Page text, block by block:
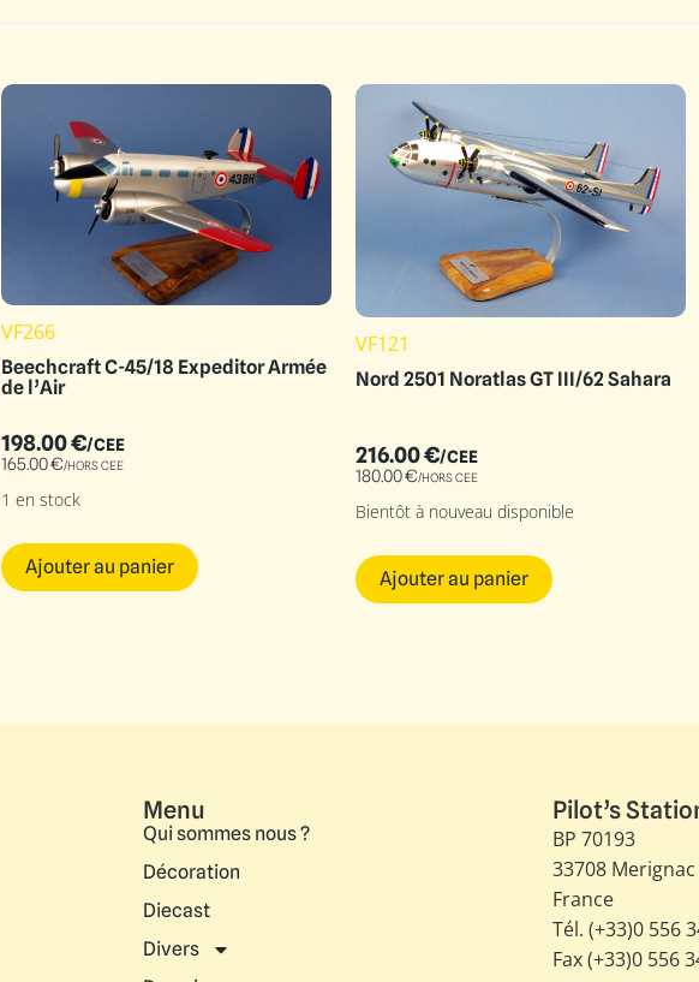
VF266
Beechcraft C-45/18 Expeditor Armée
de l’Air
198.00€/CEE
165.00€/HORS CEE
1 en stock
Ajouter au panier
VF121
Nord 2501 Noratlas GT III/62 Sahara
216.00€/CEE
180.00€/HORS CEE
Bientôt à nouveau disponible
Ajouter au panier
Menu
Qui sommes nous ?
Décoration
Diecast
Divers
Pilot’s
BP 70193
33708
France
Tél. (+33)0 556
Fax (+33)0 556